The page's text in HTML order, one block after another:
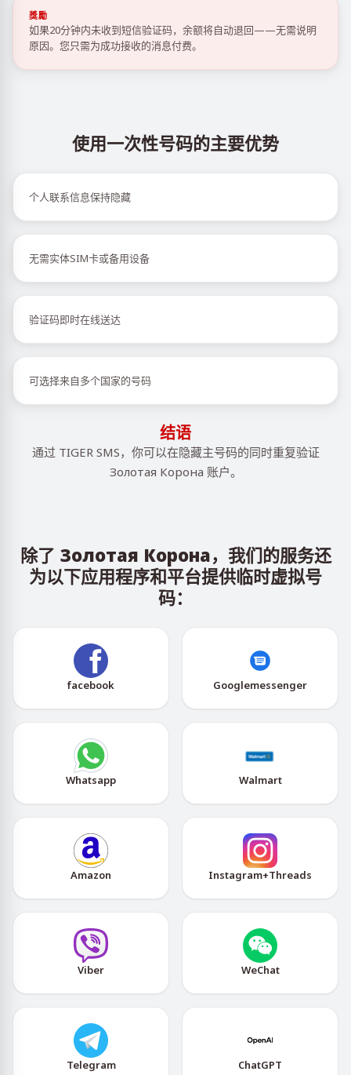
獎勵
如果20分钟内未收到短信验证码，余额将自动退回——无需说明
原因。您只需为成功接收的消息付费。
使用一次性号码的主要优势
个人联系信息保持隐藏
无需实体SIM卡或备用设备
验证码即时在线送达
可选择来自多个国家的号码
结语
通过 TIGER SMS，你可以在隐藏主号码的同时重复验证
Золотая Корона 账户。
除了 Золотая Корона，我们的服务还
为以下应用程序和平台提供临时虚拟号
码：
facebook Googlemessenger
Whatsapp Walmart
Amazon Instagram+Threads
Viber WeChat
Telegram ChatGPT